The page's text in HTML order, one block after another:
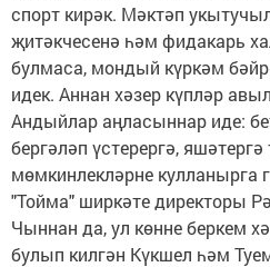
спорт кирәк. Мәктәп
җитәкчесенә һәм фидакарь
булмаса, мондый күркәм
идек. Аннан хәзер күпләр
Андыйлар аңласыннар иде:
бергәләп үстерергә,
мөмкинлекләрне кулланырга
"Тойма" ширкәте директоры
Чыннан да, ул көнне беркем
булып килгән Күкшел һәм